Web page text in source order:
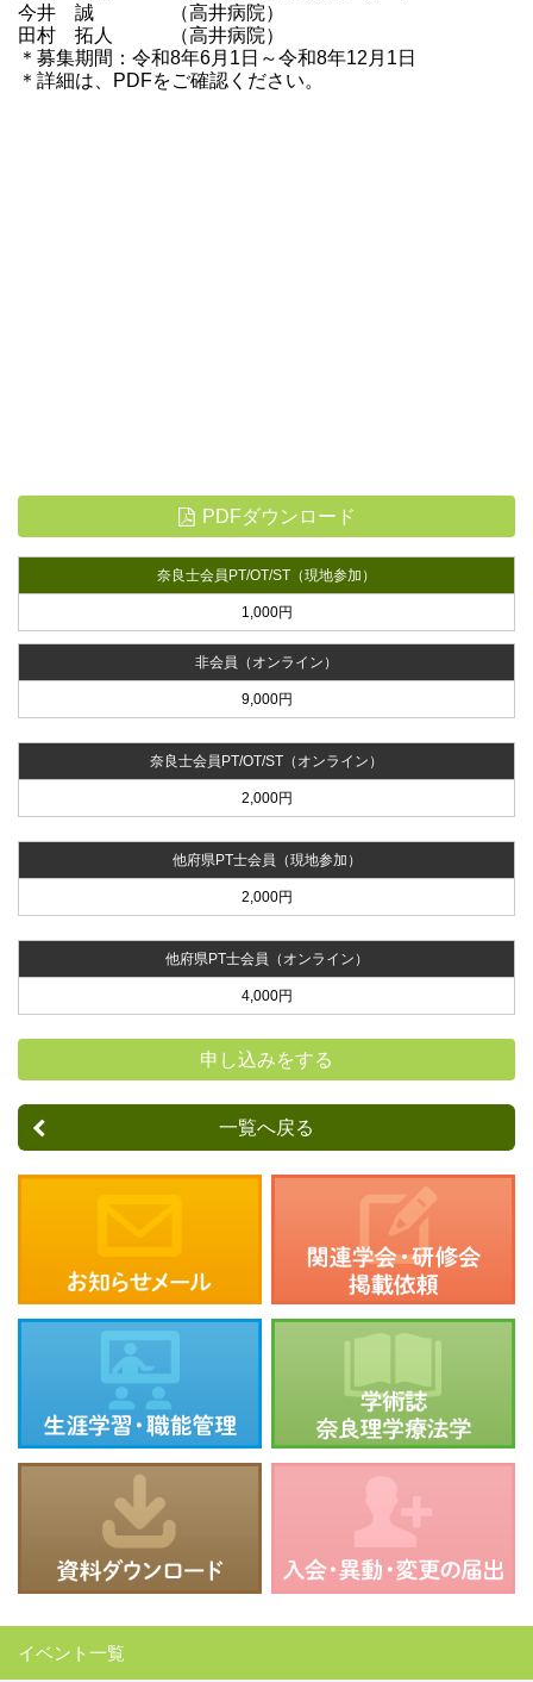
今井 誠 （高井病院）
田村 拓人 （高井病院）
＊募集期間：令和8年6月1日～令和8年12月1日
＊詳細は、PDFをご確認ください。
PDFダウンロード
奈良士会員PT/OT/ST（現地参加）
1,000円
非会員（オンライン）
9,000円
奈良士会員PT/OT/ST（オンライン）
2,000円
他府県PT士会員（現地参加）
2,000円
他府県PT士会員（オンライン）
4,000円
申し込みをする
一覧へ戻る
イベント一覧